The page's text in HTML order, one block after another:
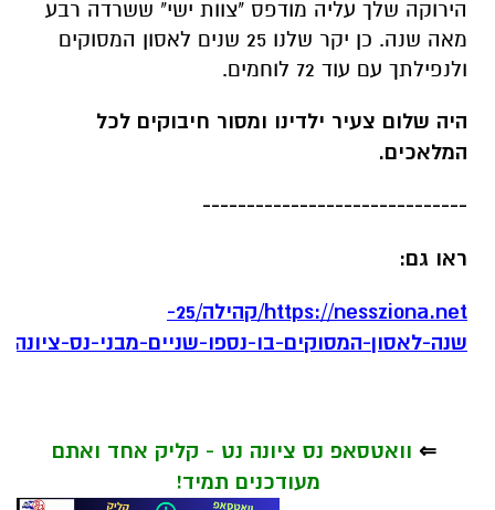
הירוקה שלך עליה מודפס "צוות ישי" ששרדה רבע
מאה שנה. כן יקר שלנו 25 שנים לאסון המסוקים
ולנפילתך עם עוד 72 לוחמים.
היה שלום צעיר ילדינו ומסור חיבוקים לכל
המלאכים.
------------------------------
ראו גם:
https://nessziona.net/קהילה/25-
שנה-לאסון-המסוקים-בו-נספו-שניים-מבני-נס-ציונה-
⇐ וואטסאפ נס ציונה נט - קליק אחד ואתם
מעודכנים תמיד!